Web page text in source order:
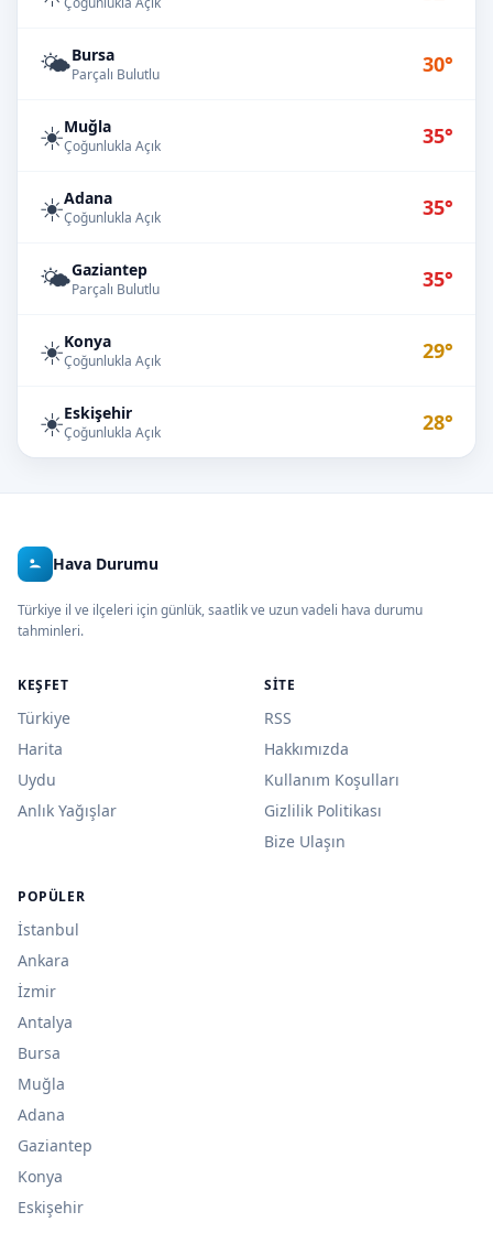
🌤️Bursa
Parçalı Bulutlu 30°
☀️Muğla
Çoğunlukla Açık 35°
☀️Adana
Çoğunlukla Açık 35°
🌤️Gaziantep
Parçalı Bulutlu 35°
☀️Konya
Çoğunlukla Açık 29°
☀️Eskişehir
Çoğunlukla Açık 28°
Hava Durumu
Türkiye il ve ilçeleri için günlük, saatlik ve uzun vadeli hava durumu
tahminleri.
KEŞFET
Türkiye
Harita
Uydu
Anlık Yağışlar
SITE
RSS
Hakkımızda
Kullanım Koşulları
Gizlilik Politikası
Bize Ulaşın
POPÜLER
İstanbul
Ankara
İzmir
Antalya
Bursa
Muğla
Adana
Gaziantep
Konya
Eskişehir